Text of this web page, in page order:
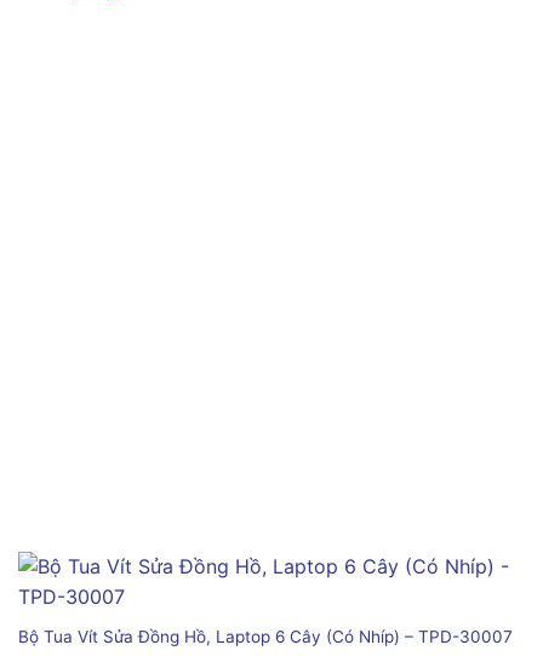
Bộ Tua Vít Sửa Đồng Hồ, Laptop 6 Cây (Có Nhíp) – TPD-30007